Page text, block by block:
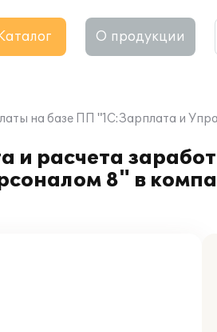
О продукции
на базе ПП "1С:Зарплата и
и расчета
8" в